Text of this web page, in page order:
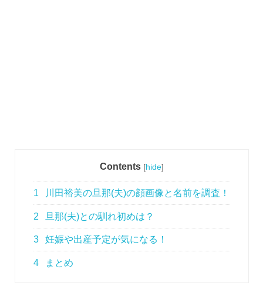
Contents [hide]
1 川田裕美の旦那(夫)の顔画像と名前を調査！
2 旦那(夫)との馴れ初めは？
3 妊娠や出産予定が気になる！
4 まとめ